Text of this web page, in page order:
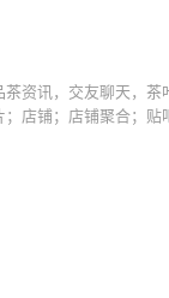
资讯，交友聊天，
店铺；店铺聚合；